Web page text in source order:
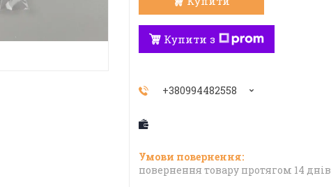
Купити з
+380994482558
повернення товару протягом 14 днів